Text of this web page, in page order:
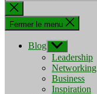
Fermer
la
recherche
Fermer le menu
Blog Afficher
le
sous-
menu
Leadership
Networking
Business
Inspiration